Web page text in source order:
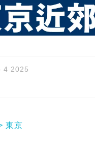
4 2025
東京